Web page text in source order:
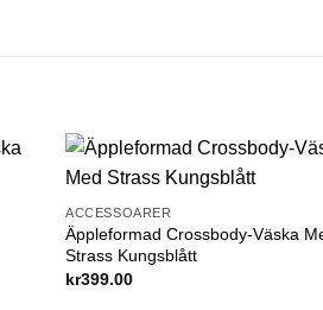
ACCESSOARER
Äppleformad Crossbody-Väska
Strass Kungsblått
kr399.00